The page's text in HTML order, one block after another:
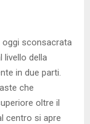
oggi sconsacrata
livello della
in due parti.
che
oltre il
centro si apre